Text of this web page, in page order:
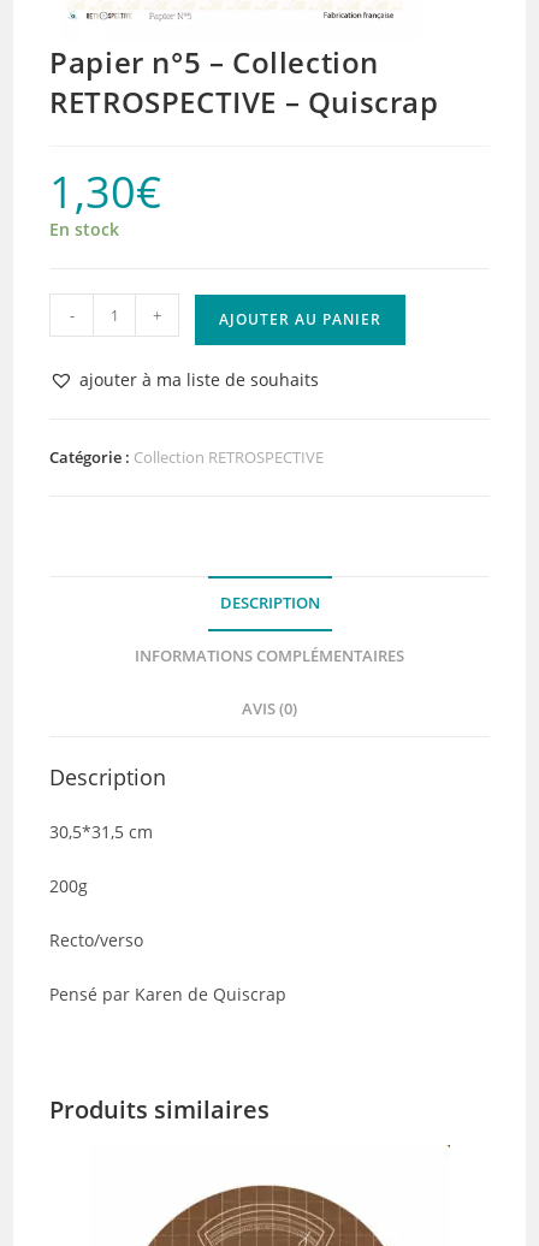
Papier n°5 – Collection
RETROSPECTIVE – Quiscrap
1,30€
En stock
quantité
de
Papier
Collection
- + AJOUTER AU PANIER
ajouter à ma liste de souhaits
Catégorie : Collection RETROSPECTIVE
DESCRIPTION
INFORMATIONS COMPLÉMENTAIRES
AVIS (0)
Description
30,5*31,5 cm
200g
Recto/verso
Pensé par Karen de Quiscrap
Produits similaires